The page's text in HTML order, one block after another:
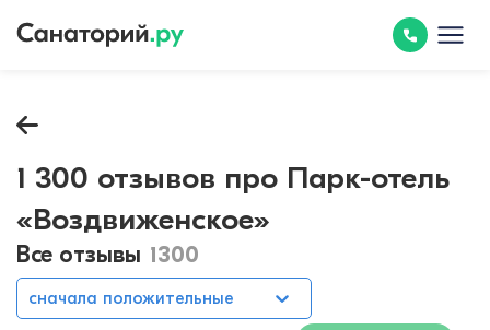
1 300 отзывов про Парк-отель
«Воздвиженское»
Все отзывы 1300
сначала положительные